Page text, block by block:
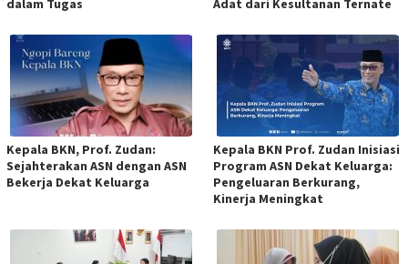
dalam Tugas
Adat dari Kesultanan Ternate
Kepala BKN, Prof. Zudan:
Sejahterakan ASN dengan ASN
Bekerja Dekat Keluarga
Kepala BKN Prof. Zudan Inisiasi
Program ASN Dekat Keluarga:
Pengeluaran Berkurang,
Kinerja Meningkat